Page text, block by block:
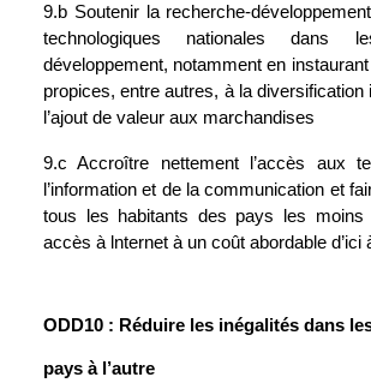
9.b Soutenir la recherche-
technologiques nationales dans
développement, notamment en
propices, entre autres, à la diversification
l’ajout de valeur aux marchandises
9.c Accroître nettement l’accès aux
l’information et de la communication et
tous les habitants des pays les moins
accès à lnternet à un coût abordable d’ici
ODD10 : Réduire les inégalités dans
pays à l’autre